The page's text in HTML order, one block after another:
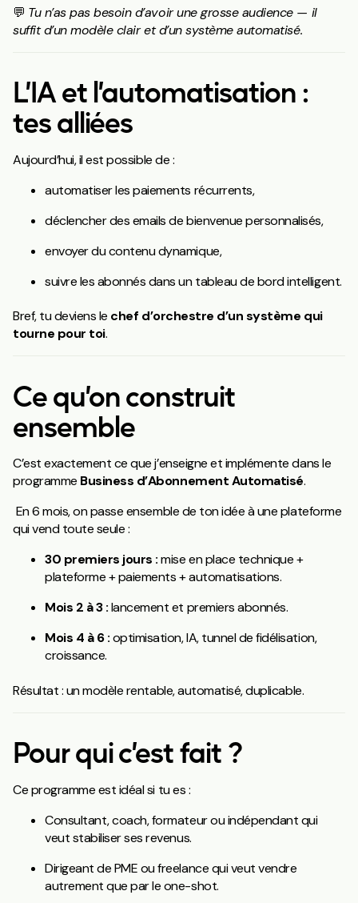
💬 Tu n’as pas besoin d’avoir une grosse audience — il
suffit d’un modèle clair et d’un système automatisé.
L’IA et l’automatisation :
tes alliées
Aujourd’hui, il est possible de :
automatiser les paiements récurrents,
déclencher des emails de bienvenue personnalisés,
envoyer du contenu dynamique,
suivre les abonnés dans un tableau de bord intelligent.
Bref, tu deviens le chef d’orchestre d’un système qui
tourne pour toi.
Ce qu’on construit
ensemble
C’est exactement ce que j’enseigne et implémente dans le
programme Business d’Abonnement Automatisé.
En 6 mois, on passe ensemble de ton idée à une plateforme
qui vend toute seule :
30 premiers jours :mise en place technique +
plateforme + paiements + automatisations.
Mois 2 à 3 :lancement et premiers abonnés.
Mois 4 à 6 :optimisation, IA, tunnel de fidélisation,
croissance.
Résultat : un modèle rentable, automatisé, duplicable.
Pour qui c’est fait ?
Ce programme est idéal si tu es :
Consultant, coach, formateur ou indépendant qui
veut stabiliser ses revenus.
Dirigeant de PME ou freelance qui veut vendre
autrement que par le one-shot.